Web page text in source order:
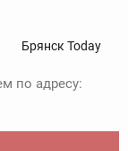
Брянск Today
по адресу: